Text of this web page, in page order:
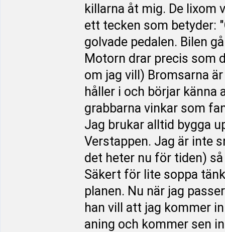
killarna åt mig. De lixom
ett tecken som betyder:
golvade pedalen. Bilen
Motorn drar precis som
om jag vill) Bromsarna
håller i och börjar känna
grabbarna vinkar som
Jag brukar alltid bygga
Verstappen. Jag är inte
det heter nu för tiden)
Säkert för lite soppa
planen. Nu när jag
han vill att jag kommer
aning och kommer sen